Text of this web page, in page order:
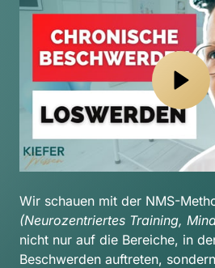
nicht nur auf die Bereiche, in
Beschwerden auftreten,